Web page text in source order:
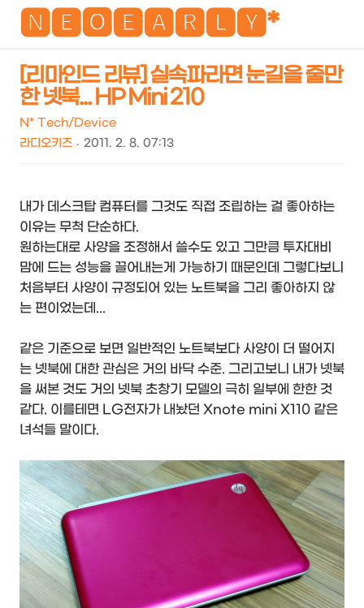
🅽🅴🅾🅴🅰🆁🅻🆈*
[리마인드 리뷰] 실속파라면 눈길을 줄만
한 넷북... HP Mini 210
N* Tech/Device
라디오키즈
2011. 2. 8. 07:13
내가 데스크탑 컴퓨터를 그것도 직접 조립하는 걸 좋아하는
이유는 무척 단순하다.
원하는대로 사양을 조정해서 쓸수도 있고 그만큼 투자대비
맘에 드는 성능을 끌어내는게 가능하기 때문인데 그렇다보니
처음부터 사양이 규정되어 있는 노트북을 그리 좋아하지 않
는 편이었는데...
같은 기준으로 보면 일반적인 노트북보다 사양이 더 떨어지
는 넷북에 대한 관심은 거의 바닥 수준. 그리고보니 내가 넷북
을 써본 것도 거의 넷북 초창기 모델의 극히 일부에 한한 것
같다. 이를테면 LG전자가 내놨던 Xnote mini X110 같은
녀석들 말이다.